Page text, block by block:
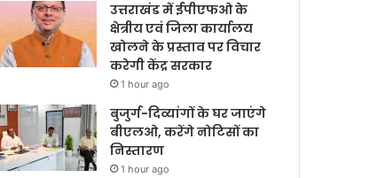
उत्तराखंड में ईपीएफओ के
क्षेत्रीय एवं जिला कार्यालय
खोलने के प्रस्ताव पर विचार
करेगी केंद्र सरकार
1 hour ago
बुजुर्ग-दिव्यांगों के घर जाएंगे
बीएलओ, करेंगे नोटिसों का
निस्तारण
1 hour ago